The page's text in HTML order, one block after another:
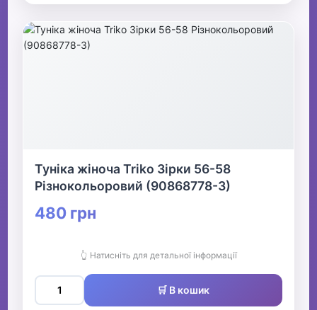
Туніка жіноча Triko Зірки 56-58
Різнокольоровий (90868778-3)
480 грн
👆 Натисніть для детальної інформації
🛒 В кошик